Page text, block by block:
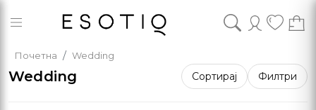
Почетна Wedding
Wedding Сортирај Филтри